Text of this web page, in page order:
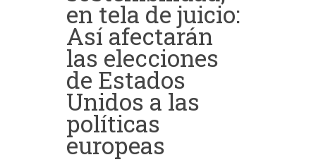
en tela de juicio:
Así afectarán
las elecciones
de Estados
Unidos a las
políticas
europeas